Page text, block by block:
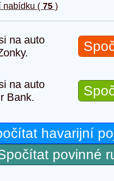
nabídku ( 75 )
na auto
na auto
Bank.
havarijní
povinné